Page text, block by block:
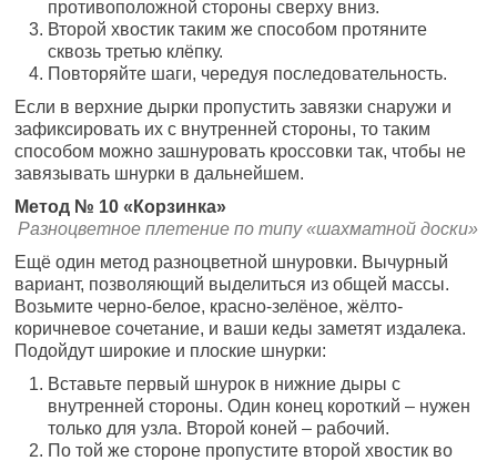
противоположной стороны сверху вниз.
Второй хвостик таким же способом протяните
сквозь третью клёпку.
Повторяйте шаги, чередуя последовательность.
Если в верхние дырки пропустить завязки снаружи и
зафиксировать их с внутренней стороны, то таким
способом можно зашнуровать кроссовки так, чтобы не
завязывать шнурки в дальнейшем.
Метод № 10 «Корзинка»
Разноцветное плетение по типу «шахматной доски»
Ещё один метод разноцветной шнуровки. Вычурный
вариант, позволяющий выделиться из общей массы.
Возьмите черно-белое, красно-зелёное, жёлто-
коричневое сочетание, и ваши кеды заметят издалека.
Подойдут широкие и плоские шнурки:
Вставьте первый шнурок в нижние дыры с
внутренней стороны. Один конец короткий – нужен
только для узла. Второй коней – рабочий.
По той же стороне пропустите второй хвостик во